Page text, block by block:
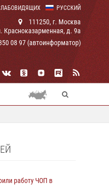
РУССКИЙ
111250, г. Москва
Красноказарменная, д. 9а
08 97 (автоинформатор)
работу ЧОП в